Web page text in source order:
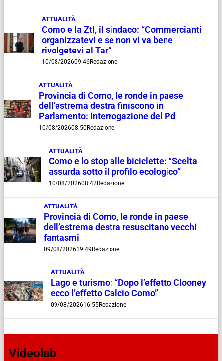
ATTUALITÀ
Como e la Ztl, il sindaco: “Commercianti
organizzatevi e se non vi va bene
rivolgetevi al Tar”
10/08/202609:46Redazione
ATTUALITÀ
Provincia di Como, le ronde in paese
dell’estrema destra finiscono in
Parlamento: interrogazione del Pd
10/08/202608:50 Redazione
ATTUALITÀ
Como e lo stop alle biciclette: “Scelta
assurda sotto il profilo ecologico”
10/08/202608:42Redazione
ATTUALITÀ
Provincia di Como, le ronde in paese
dell’estrema destra resuscitano vecchi
fantasmi
09/08/202619:49 Redazione
ATTUALITÀ
Lago e turismo: “Dopo l’effetto Clooney
ecco l’effetto Calcio Como”
09/08/202616:55Redazione
Videolab